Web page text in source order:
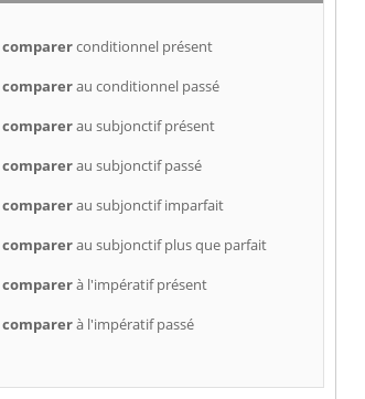
comparerconditionnel présent
comparerau conditionnel passé
comparerau subjonctif présent
comparerau subjonctif passé
comparerau subjonctif imparfait
comparerau subjonctif plus que parfait
comparerà l'impératif présent
comparerà l'impératif passé